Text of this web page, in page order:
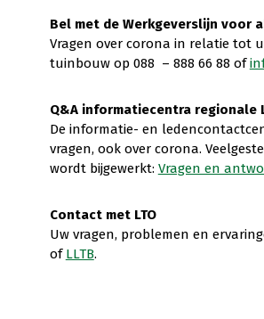
Bel met de Werkgeverslijn voor
Vragen over corona in relatie tot
tuinbouw op 088 – 888 66 88 of
Q&A informatiecentra regionale
De informatie- en
vragen, ook over corona.
wordt bijgewerkt: Vragen en
Contact met LTO
Uw vragen, problemen en
of LLTB.